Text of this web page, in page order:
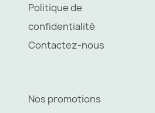
Politique de
confidentialité
Contactez-nous
Nos promotions